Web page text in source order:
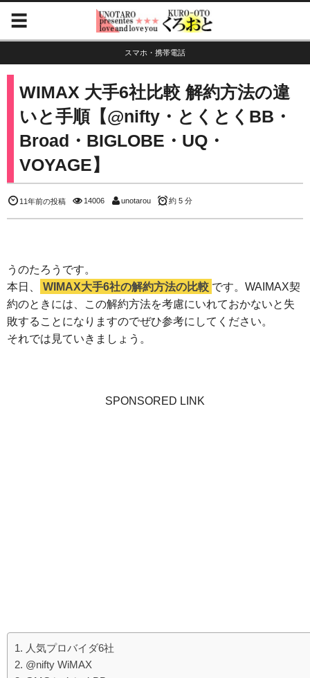
スマホ・携帯電話
WIMAX 大手6社比較 解約方法の違
いと手順【@nifty・とくとくBB・
Broad・BIGLOBE・UQ・
VOYAGE】
11年前の投稿 14006 unotarou 約 5 分
うのたろうです。
本日、
WIMAX大手6社の解約方法の比較 です。WAIMAX契
約のときには、この解約方法を考慮にいれておかないと失
敗することになりますのでぜひ参考にしてください。
それでは見ていきましょう。
SPONSORED LINK
人気プロバイダ6社
@nifty WiMAX